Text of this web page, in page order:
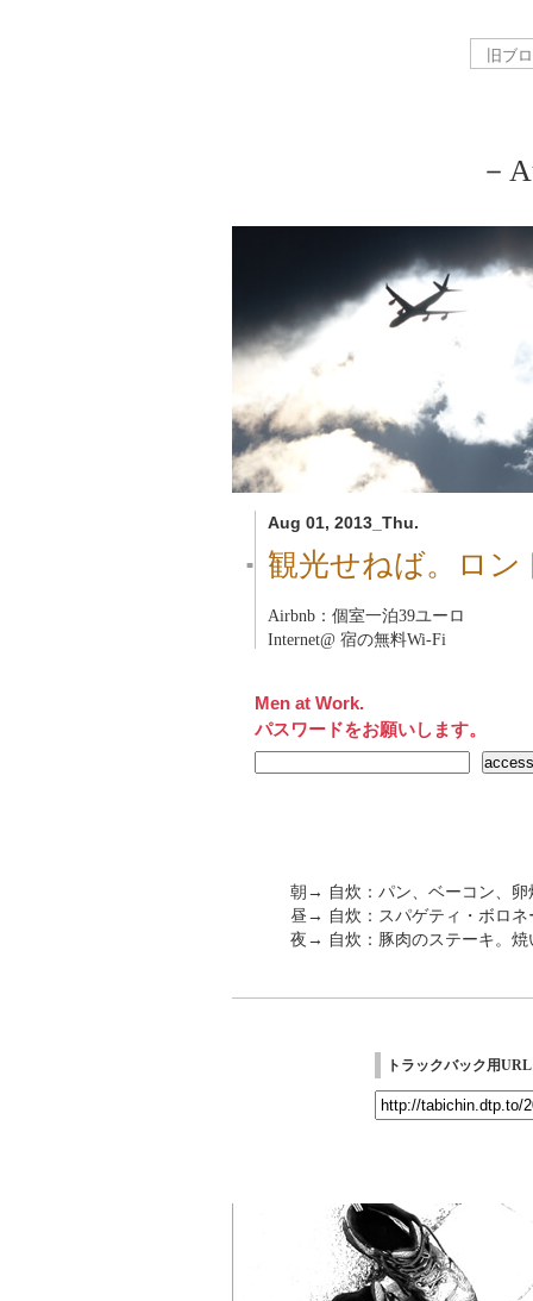
－
Aug 01, 2013_Thu.
■ 観光せねば。ロ
Airbnb：個室一泊39ユーロ
Internet@ 宿の無料Wi-Fi
Men at Work.
パスワードをお願いします。
朝→ 自炊：パン、ベーコン、卵
昼→ 自炊：スパゲティ・ボロネ
夜→ 自炊：豚肉のステーキ。焼
トラックバック用URL